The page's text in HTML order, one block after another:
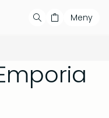
Meny